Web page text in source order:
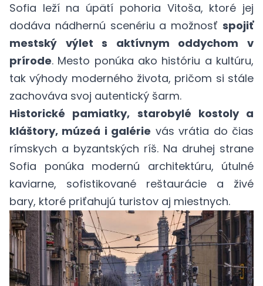
Sofia leží na úpätí pohoria Vitoša, ktoré jej
dodáva nádhernú scenériu a možnosť spojiť
mestský výlet s aktívnym oddychom v
prírode. Mesto ponúka ako históriu a kultúru,
tak výhody moderného života, pričom si stále
zachováva svoj autentický šarm.
Historické pamiatky, starobylé kostoly a
kláštory, múzeá i galérie vás vrátia do čias
rímskych a byzantských ríš. Na druhej strane
Sofia ponúka modernú architektúru, útulné
kaviarne, sofistikované reštaurácie a živé
bary, ktoré priťahujú turistov aj miestnych.